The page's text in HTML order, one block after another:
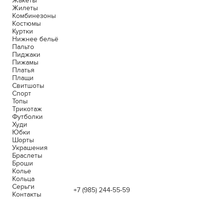
+7 (985) 244-55-59
Жилеты
Комбинезоны
Костюмы
Куртки
Нижнее бельё
Пальто
Пиджаки
Пижамы
Платья
Плащи
Свитшоты
Спорт
Топы
Трикотаж
Футболки
Худи
Юбки
Шорты
Украшения
Браслеты
Броши
Колье
Кольца
Серьги
Контакты